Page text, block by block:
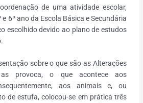
de uma atividade escolar,
6º ano da Escola Básica e Secundária
escolhido devido ao plano de estudos
sobre o que são as Alterações
provoca, o que acontece aos
aos animais e, ou
de estufa, colocou-se em prática três